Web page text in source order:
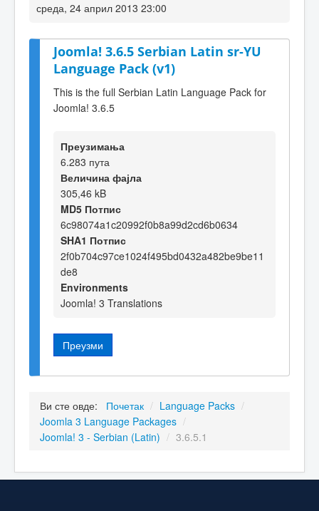
среда, 24 април 2013 23:00
Joomla! 3.6.5 Serbian Latin sr-YU
Language Pack (v1)
This is the full Serbian Latin Language Pack for
Joomla! 3.6.5
Преузимања
6.283 пута
Величина фајла
305,46 kB
MD5 Потпис
6c98074a1c20992f0b8a99d2cd6b0634
SHA1 Потпис
2f0b704c97ce1024f495bd0432a482be9be11
de8
Environments
Joomla! 3 Translations
Преузми
Ви сте овде: Почетак / Language Packs /
Joomla 3 Language Packages /
Joomla! 3 - Serbian (Latin) / 3.6.5.1